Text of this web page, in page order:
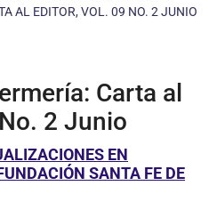
AL EDITOR, VOL. 09 NO. 2 JUNIO
Carta al
2 Junio
EN
SANTA FE DE